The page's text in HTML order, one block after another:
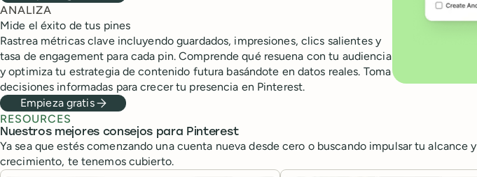
ANALIZA
Mide el éxito de tus pines
Rastrea métricas clave incluyendo guardados, impresiones, clics salientes y
tasa de engagement para cada pin. Comprende qué resuena con tu audiencia
y optimiza tu estrategia de contenido futura basándote en datos reales. Toma
decisiones informadas para crecer tu presencia en Pinterest.
Empieza gratis
RESOURCES
Nuestros mejores consejos para Pinterest
Ya sea que estés comenzando una cuenta nueva desde cero o buscando impulsar tu alcance y
crecimiento, te tenemos cubierto.